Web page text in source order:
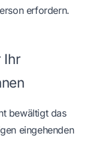
erfordern.
Ihr
bewältigt das
eingehenden